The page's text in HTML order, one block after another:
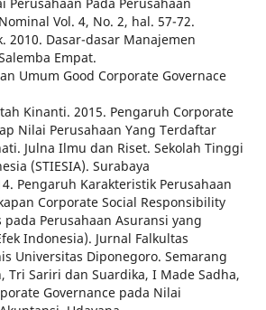
Vol. 4, No. 2, hal. 57-72.
2010. Dasar-dasar Manajemen
Empat.
Umum Good Corporate Governace
Kinanti. 2015. Pengaruh Corporate
Nilai Perusahaan Yang Terdaftar
Julna Ilmu dan Riset. Sekolah Tinggi
(STIESIA). Surabaya
Pengaruh Karakteristik Perusahaan
Corporate Social Responsibility
pada Perusahaan Asuransi yang
Indonesia). Jurnal Falkultas
Universitas Diponegoro. Semarang
Tri Sariri dan Suardika, I Made Sadha,
Governance pada Nilai